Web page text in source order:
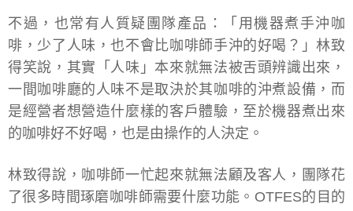
不過，也常有人質疑團隊產品：「用機器煮手沖咖
啡，少了人味，也不會比咖啡師手沖的好喝？」林致
得笑說，其實「人味」本來就無法被舌頭辨識出來，
一間咖啡廳的人味不是取決於其咖啡的沖煮設備，而
是經營者想營造什麼樣的客戶體驗，至於機器煮出來
的咖啡好不好喝，也是由操作的人決定。
林致得說，咖啡師一忙起來就無法顧及客人，團隊花
了很多時間琢磨咖啡師需要什麼功能。OTFES的目的